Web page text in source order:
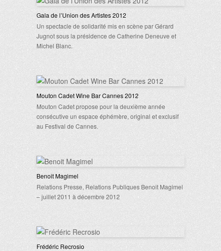
Gala de l’Union des Artistes 2012
Un spectacle de solidarité mis en scène par Gérard
Jugnot sous la présidence de Catherine Deneuve et
Michel Blanc.
Mouton Cadet Wine Bar Cannes 2012
Mouton Cadet propose pour la deuxième année
consécutive un espace éphémère, original et exclusif
au Festival de Cannes.
Benoit Magimel
Relations Presse, Relations Publiques Benoit Magimel
– juillet 2011 à décembre 2012
Frédéric Recrosio